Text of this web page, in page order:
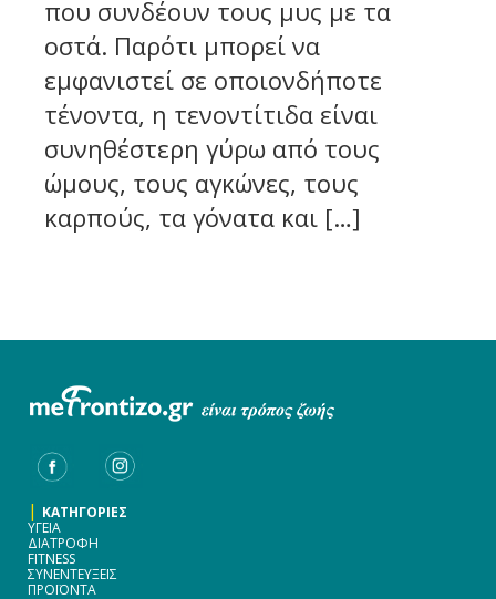
που συνδέουν τους μυς με τα
οστά. Παρότι μπορεί να
εμφανιστεί σε οποιονδήποτε
τένοντα, η τενοντίτιδα είναι
συνηθέστερη γύρω από τους
ώμους, τους αγκώνες, τους
καρπούς, τα γόνατα και […]
| ΚΑΤΗΓΟΡΙΕΣ
ΥΓΕΙΑ
ΔΙΑΤΡΟΦΗ
FITNESS
ΣΥΝΕΝΤΕΥΞΕΙΣ
ΠΡΟΪΟΝΤΑ